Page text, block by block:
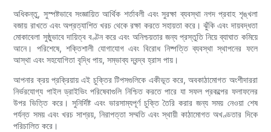
অধিকন্তু, সুস্পষ্টভাবে সংজ্ঞায়িত আর্থিক শর্তাবলী এবং সুরক্ষা ব্যবস্থা নগদ প্রবাহ শৃঙ্খলা
বজায় রাখতে এবং অপ্রত্যাশিত খরচ থেকে রক্ষা করতে সহায়তা করে। ঝুঁকি এবং দায়বদ্ধতা
মোকাবেলা সুষ্ঠুভাবে দায়িত্ব বণ্টন করে এবং অনিশ্চয়তার জন্য প্রস্তুতি নিয়ে ব্যাঘাত কমিয়ে
আনে। পরিশেষে, শক্তিশালী যোগাযোগ এবং বিরোধ নিষ্পত্তি ব্যবস্থা স্থাপনের ফলে
আস্থা এবং সহযোগিতা বৃদ্ধি পায়, সম্ভাব্য দ্বন্দ্ব হ্রাস পায়।
আপনার ক্রয় প্রক্রিয়ায় এই চুক্তির টিপসগুলিকে একীভূত করে, অবকাঠামোগত অংশীদাররা
নির্ভরযোগ্য পাইল ড্রাইভিং পরিষেবাগুলি নিশ্চিত করতে পারে যা সফল প্রকল্পের ফলাফলের
উপর ভিত্তি করে। সুনির্দিষ্ট এবং ভারসাম্যপূর্ণ চুক্তি তৈরি করার জন্য সময় নেওয়া শেষ
পর্যন্ত সময় এবং খরচ সাশ্রয়, নিরাপত্তা সম্মতি এবং স্থায়ী কাঠামোগত অখণ্ডতার দিকে
পরিচালিত করে।